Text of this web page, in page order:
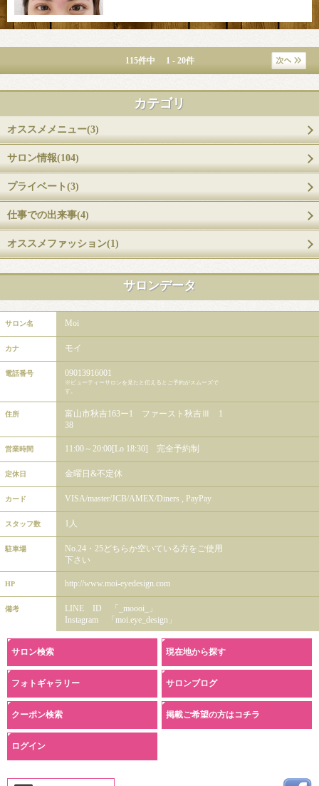
115件中 1 - 20件
カテゴリ
オススメメニュー(3)
サロン情報(104)
プライベート(3)
仕事での出来事(4)
オススメファッション(1)
サロンデータ
サロン名 Moi
カナ モイ
電話番号 09013916001
※ビューティーサロンを見たと伝えるとご予約がスムーズで
す。
住所
富山市秋吉163ー1 ファースト秋吉Ⅲ 1
38
営業時間 11:00～20:00[Lo 18:30] 完全予約制
定休日 金曜日&不定休
カード VISA/master/JCB/AMEX/Diners , PayPay
スタッフ数 1人
駐車場
No.24・25どちらか空いている方をご使用
下さい
HP http://www.moi-eyedesign.com
備考
LINE ID 「_moooi_」
Instagram 「moi.eye_design」
サロン検索 現在地から探す
フォトギャラリー サロンブログ
クーポン検索 掲載ご希望の方はコチラ
ログイン